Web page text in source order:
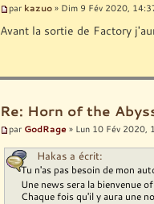
par kazuo » Dim 9 Fév 2020,
Avant la sortie de Factory
Re: Horn of the
par GodRage » Lun 10 Fév 2020,
Hakas a écrit:
Tu n'as pas besoin de mon
Une news sera la bienvenue
Chaque fois qu'il y aura une